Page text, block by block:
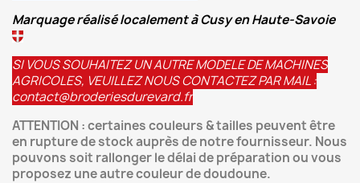
Marquage réalisé localement à Cusy en Haute-Savoie
SI VOUS SOUHAITEZ UN AUTRE MODELE DE MACHINES
AGRICOLES, VEUILLEZ NOUS CONTACTEZ PAR MAIL :
contact@broderiesdurevard.fr
ATTENTION : certaines couleurs & tailles peuvent être
en rupture de stock auprès de notre fournisseur. Nous
pouvons soit rallonger le délai de préparation ou vous
proposez une autre couleur de doudoune.